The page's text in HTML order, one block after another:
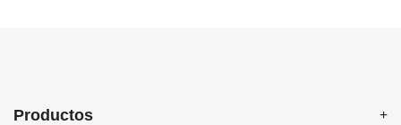
Productos